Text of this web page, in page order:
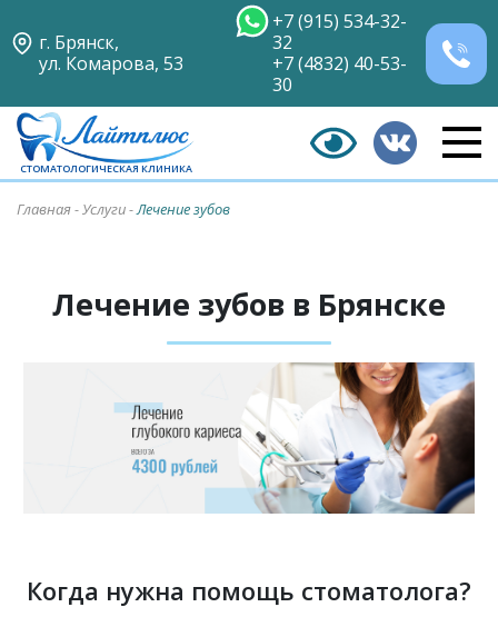
г. Брянск,
ул. Комарова, 53
+7 (915) 534-32-
32
+7 (4832) 40-53-
30
СТОМАТОЛОГИЧЕСКАЯ КЛИНИКА
Главная-Услуги-Лечение зубов
Лечение зубов в Брянске
Когда нужна помощь стоматолога?